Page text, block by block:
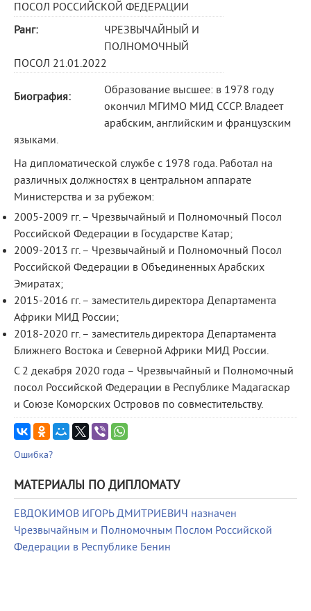
ПОСОЛ РОССИЙСКОЙ ФЕДЕРАЦИИ
Ранг:
ЧРЕЗВЫЧАЙНЫЙ И
ПОЛНОМОЧНЫЙ
ПОСОЛ 21.01.2022
Биография:
Образование высшее: в 1978 году
окончил МГИМО МИД СССР. Владеет
арабским, английским и французским
языками.
На дипломатической службе с 1978 года. Работал на
различных должностях в центральном аппарате
Министерства и за рубежом:
2005-2009 гг. – Чрезвычайный и Полномочный Посол
Российской Федерации в Государстве Катар;
2009-2013 гг. – Чрезвычайный и Полномочный Посол
Российской Федерации в Объединенных Арабских
Эмиратах;
2015-2016 гг. – заместитель директора Департамента
Африки МИД России;
2018-2020 гг. – заместитель директора Департамента
Ближнего Востока и Северной Африки МИД России.
С 2 декабря 2020 года – Чрезвычайный и Полномочный
посол Российской Федерации в Республике Мадагаскар
и Союзе Коморских Островов по совместительству.
Ошибка?
МАТЕРИАЛЫ ПО ДИПЛОМАТУ
ЕВДОКИМОВ ИГОРЬ ДМИТРИЕВИЧ назначен
Чрезвычайным и Полномочным Послом Российской
Федерации в Республике Бенин